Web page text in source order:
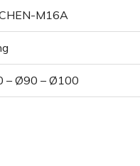
M16A
– Ø90 – Ø100